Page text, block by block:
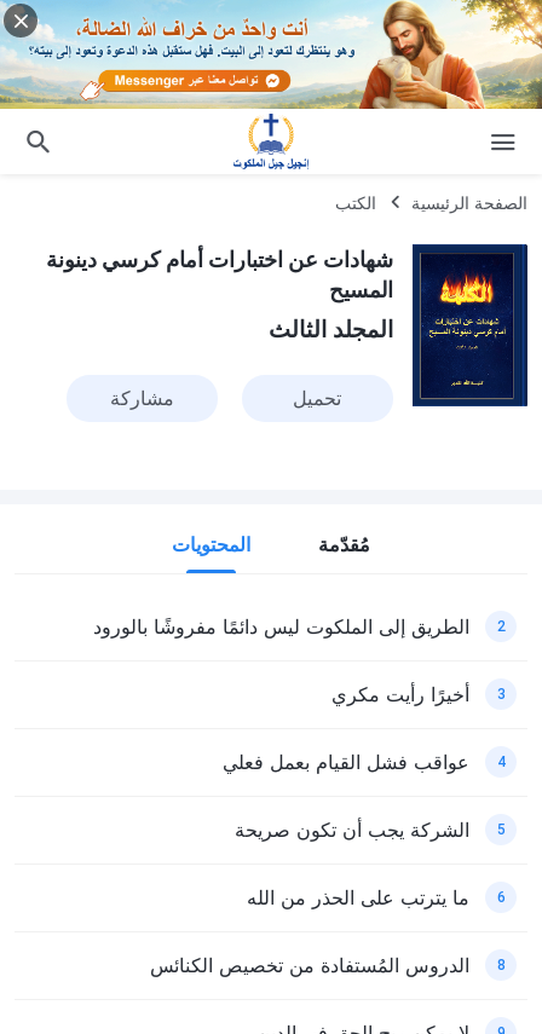
الصفحة الرئيسية الكتب
شهادات عن اختبارات أمام كرسي دينونة
المسيح
المجلد الثالث
تحميل مشاركة
مُقدّمة المحتويات
2 الطريق إلى الملكوت ليس دائمًا مفروشًا بالورود
3 أخيرًا رأيت مكري
4 عواقب فشل القيام بعمل فعلي
5 الشركة يجب أن تكون صريحة
6 ما يترتب على الحذر من الله
8 الدروس المُستفادة من تخصيص الكنائس